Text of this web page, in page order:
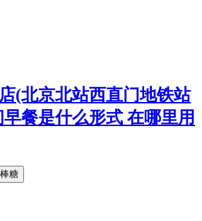
(北京北站西直门地铁站
早餐是什么形式 在哪里用
糖